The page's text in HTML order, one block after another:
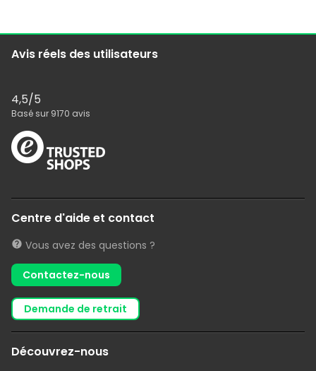
Avis réels des utilisateurs
4,5/5
Basé sur 9170 avis
Centre d'aide et contact
Vous avez des questions ?
Contactez-nous
demande de retrait
Découvrez-nous